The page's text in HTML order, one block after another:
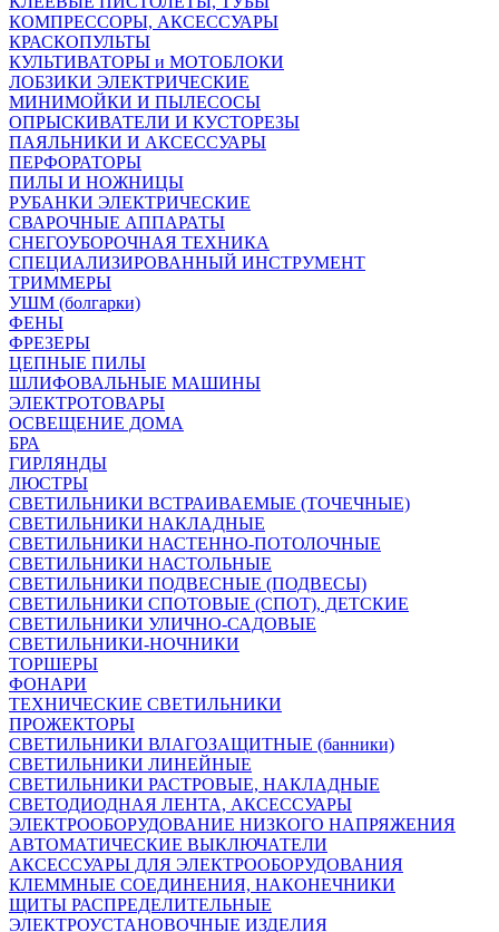
КОМПРЕССОРЫ, АКСЕССУАРЫ
КРАСКОПУЛЬТЫ
КУЛЬТИВАТОРЫ и МОТОБЛОКИ
ЛОБЗИКИ ЭЛЕКТРИЧЕСКИЕ
МИНИМОЙКИ И ПЫЛЕСОСЫ
ОПРЫСКИВАТЕЛИ И КУСТОРЕЗЫ
ПАЯЛЬНИКИ И АКСЕССУАРЫ
ПЕРФОРАТОРЫ
ПИЛЫ И НОЖНИЦЫ
РУБАНКИ ЭЛЕКТРИЧЕСКИЕ
СВАРОЧНЫЕ АППАРАТЫ
СНЕГОУБОРОЧНАЯ ТЕХНИКА
СПЕЦИАЛИЗИРОВАННЫЙ ИНСТРУМЕНТ
ТРИММЕРЫ
УШМ (болгарки)
ФЕНЫ
ФРЕЗЕРЫ
ЦЕПНЫЕ ПИЛЫ
ШЛИФОВАЛЬНЫЕ МАШИНЫ
ЭЛЕКТРОТОВАРЫ
ОСВЕЩЕНИЕ ДОМА
БРА
ГИРЛЯНДЫ
ЛЮСТРЫ
СВЕТИЛЬНИКИ ВСТРАИВАЕМЫЕ (ТОЧЕЧНЫЕ)
СВЕТИЛЬНИКИ НАКЛАДНЫЕ
СВЕТИЛЬНИКИ НАСТЕННО-ПОТОЛОЧНЫЕ
СВЕТИЛЬНИКИ НАСТОЛЬНЫЕ
СВЕТИЛЬНИКИ ПОДВЕСНЫЕ (ПОДВЕСЫ)
СВЕТИЛЬНИКИ СПОТОВЫЕ (СПОТ), ДЕТСКИЕ
СВЕТИЛЬНИКИ УЛИЧНО-САДОВЫЕ
СВЕТИЛЬНИКИ-НОЧНИКИ
ТОРШЕРЫ
ФОНАРИ
ТЕХНИЧЕСКИЕ СВЕТИЛЬНИКИ
ПРОЖЕКТОРЫ
СВЕТИЛЬНИКИ ВЛАГОЗАЩИТНЫЕ (банники)
СВЕТИЛЬНИКИ ЛИНЕЙНЫЕ
СВЕТИЛЬНИКИ РАСТРОВЫЕ, НАКЛАДНЫЕ
СВЕТОДИОДНАЯ ЛЕНТА, АКСЕССУАРЫ
ЭЛЕКТРООБОРУДОВАНИЕ НИЗКОГО НАПРЯЖЕНИЯ
АВТОМАТИЧЕСКИЕ ВЫКЛЮЧАТЕЛИ
АКСЕССУАРЫ ДЛЯ ЭЛЕКТРООБОРУДОВАНИЯ
КЛЕММНЫЕ СОЕДИНЕНИЯ, НАКОНЕЧНИКИ
ЩИТЫ РАСПРЕДЕЛИТЕЛЬНЫЕ
ЭЛЕКТРОУСТАНОВОЧНЫЕ ИЗДЕЛИЯ